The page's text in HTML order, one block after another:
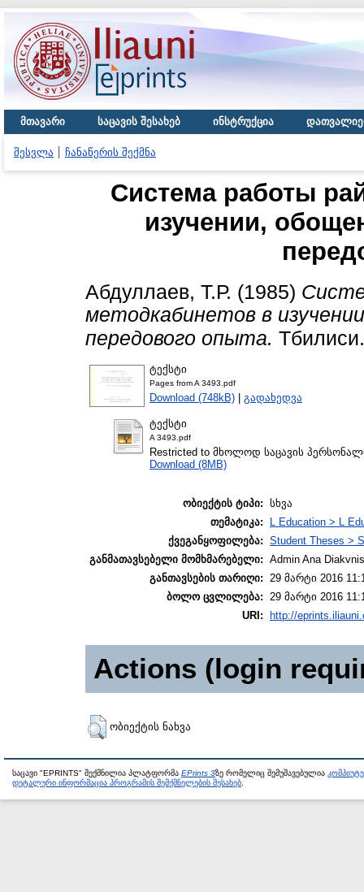
მთავარი საცავის შესახებ ინსტრუქცია
შესვლა ჩანაწერის შექმნა
Система работы
изучении,
Абдуллаев, Т.Р. (1985)
методкабинетов в
передового опыта.
ტექსტი
Pages from A 3493.pdf
Download (748kB) | გადახედვა
ტექსტი
A 3493.pdf
Restricted to მხოლოდ საცავის
Download (8MB)
ობიექტის ტიპი: სხვა
თემატიკა:
L Education > L
ქვეგანყოფილება: Student Theses >
განმათავსებელი მომხმარებელი: Admin Ana
განთავსების თარიღი: 29 მარტი 2016
ბოლო ცვლილება: 29 მარტი 2016
URI:
http://
Actions (login
ობიექტის ნახვა
საცავი "EPRINTS" შექმნილია პლატფორმა EPrints 3ზე რომელიც შემუშავებულია
დეტალური ინფორმაცია პროგრამის შემქმნელების შესახებ.